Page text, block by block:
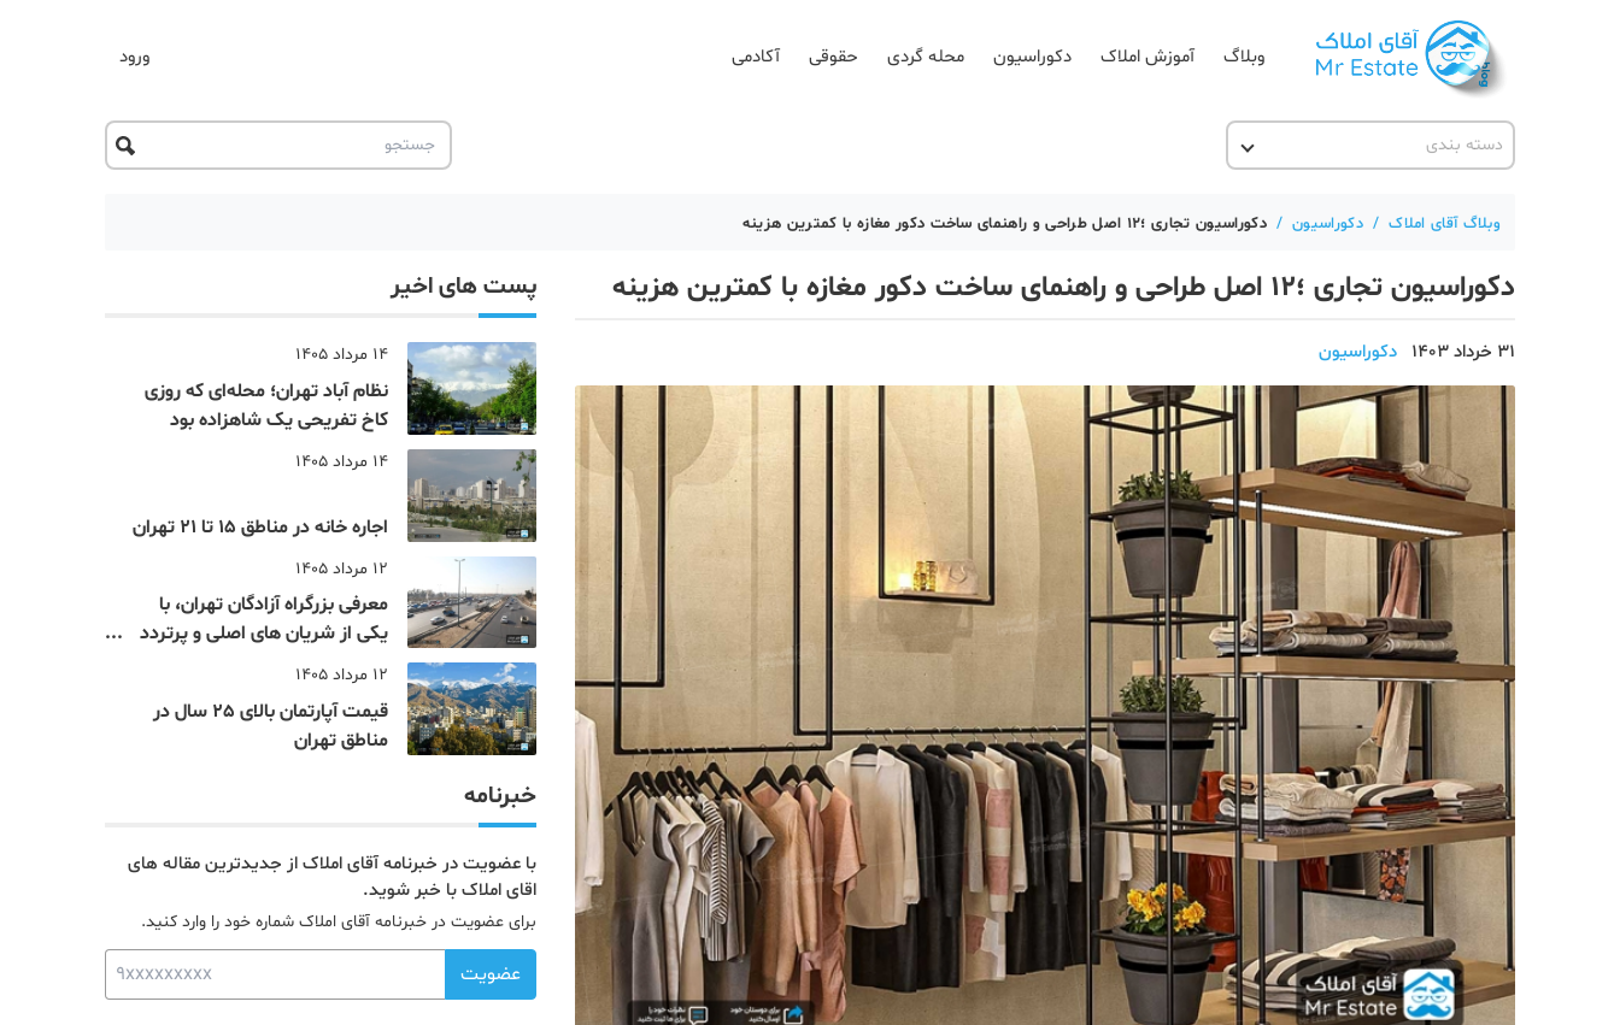
وبلاگ آموزش املاک دکوراسیون محله گردی حقوقی آکادمی ورود
دسته بندی
آقای مشاور املاک
آموزش پلتفرم آقای املاک
اخبار مسکن
تحلیل مسکن
دانستنی
دکوراسیون
صنعت ساختمان
محله گردی
معماری
ملکی
همایش و نمایشگاه
وبلاگ آقای املاک / دکوراسیون / دکوراسیون تجاری ؛12 اصل طراحی و راهنمای ساخت دکور مغازه با کمترین هزینه
دکوراسیون تجاری ؛12 اصل طراحی و راهنمای ساخت دکور مغازه با کمترین هزینه
31 خرداد 1403 دکوراسیون
پست های اخیر
14 مرداد 1405
نظام‌ آباد تهران؛ محله‌ای که روزی
کاخ تفریحی یک شاهزاده بود
14 مرداد 1405
اجاره خانه در مناطق 15 تا 21 تهران
12 مرداد 1405
معرفی بزرگراه آزادگان تهران، با
یکی از شریان های اصلی و پرتردد
جنوب پایتخت آشنا شوید
12 مرداد 1405
قیمت آپارتمان بالای 25 سال در
مناطق تهران
خبرنامه
با عضویت در خبرنامه آقای املاک از جدیدترین مقاله های
اقای املاک با خبر شوید.
برای عضویت در خبرنامه آقای املاک شماره خود را وارد کنید.
عضویت